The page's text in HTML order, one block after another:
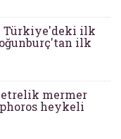
Türkiye'deki ilk
ilk
mermer
heykeli